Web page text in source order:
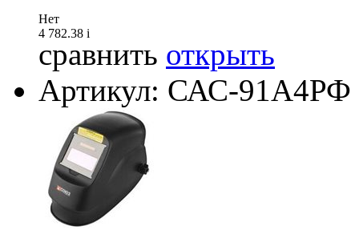
Нет
4 782.38 i
сравнить открыть
Артикул: САС-91А4РФ